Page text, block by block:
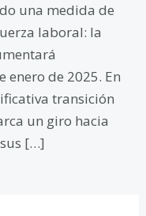
una medida de
laboral: la
de 2025. En
transición
un giro hacia
[…]